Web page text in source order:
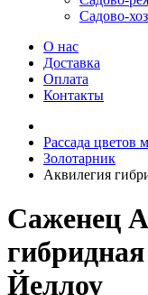
Садово-
О нас
Доставка
Оплата
Контакты
Рассада цветов
Золотарник
Аквилегия
Саженец
Йеллоу